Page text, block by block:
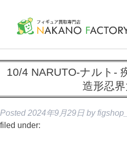
10/4 NARUTO-ナルト-
造形忍
Posted 2024年9月29日 by
filed under: